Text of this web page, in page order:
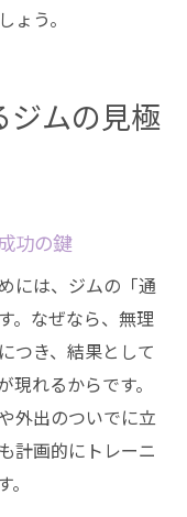
う。
ジムの見極
功の鍵
には、ジムの「通
。なぜなら、無理
つき、結果として
れるからです。
外出のついでに立
計画的にトレーニ